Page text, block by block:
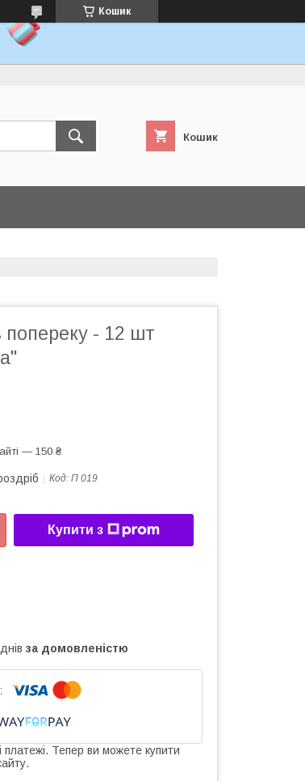
Кошик
Кошик
- 12 шт
— 150 ₴
Код: П 019
Купити з
за домовленістю
платежі. Тепер ви можете купити